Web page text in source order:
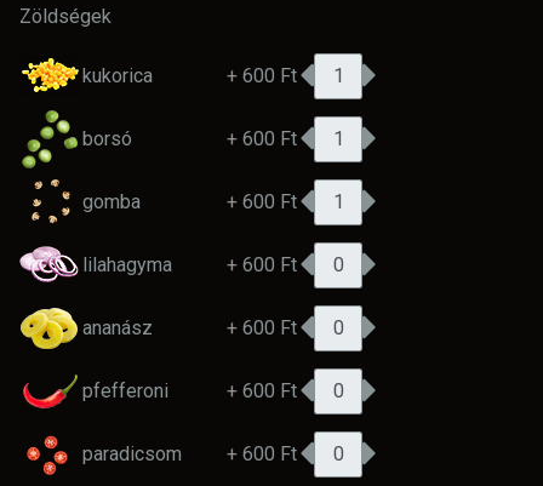
Zöldségek
kukorica + 600 Ft
borsó + 600 Ft
gomba + 600 Ft
lilahagyma + 600 Ft
ananász + 600 Ft
pfefferoni + 600 Ft
paradicsom + 600 Ft